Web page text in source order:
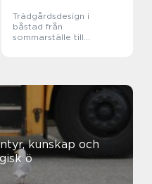
Trädgårdsdesign i
båstad från
sommarställe till
ö